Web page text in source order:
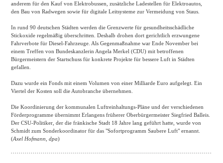
anderem für den Kauf von Elektrobussen, zusätzliche Ladestellen für Elektroautos,
den Bau von Radwegen sowie für digitale Leitsysteme zur Vermeidung von Staus.
In rund 90 deutschen Städten werden die Grenzwerte für gesundheitsschädliche
Stickoxide regelmäßig überschritten. Deshalb drohen dort gerichtlich erzwungene
Fahrverbote für Diesel-Fahrzeuge. Als Gegenmaßnahme war Ende November bei
einem Treffen von Bundeskanzlerin Angela Merkel (CDU) mit betroffenen
Bürgermeistern der Startschuss für konkrete Projekte für bessere Luft in Städten
gefallen.
Dazu wurde ein Fonds mit einem Volumen von einer Milliarde Euro aufgelegt. Ein
Viertel der Kosten soll die Autobranche übernehmen.
Die Koordinierung der kommunalen Luftreinhaltungs-Pläne und der verschiedenen
Förderprogramme übernimmt Erlangens früherer Oberbürgermeister Siegfried Balleis.
Der CSU-Politiker, der die fränkische Stadt 18 Jahre lang geführt hatte, wurde von
Schmidt zum Sonderkoordinator für das "Sofortprogramm Saubere Luft" ernannt.
(Axel Hofmann, dpa)